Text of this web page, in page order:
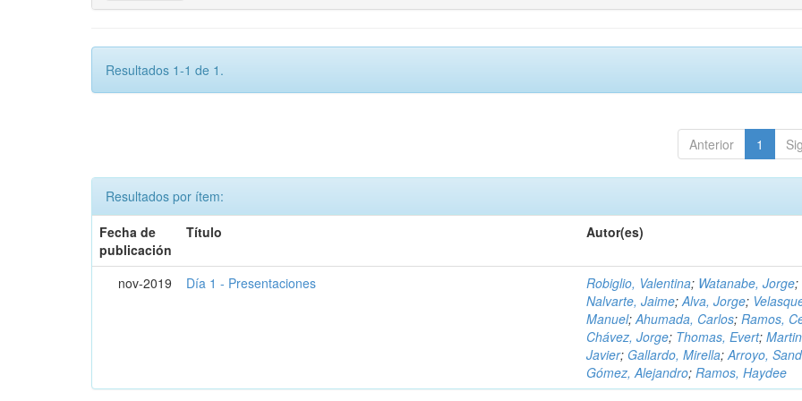
Resultados 1-1 de 1.
Anterior 1
Resultados por ítem:
Fecha de
publicación
Título Autor(es)
nov-2019 Día 1 - Presentaciones Robiglio, Valentina; Watanabe, Jorge;
Nalvarte, Jaime;Alva, Jorge;
Manuel;Ahumada, Carlos;Ramos,
Chávez, Jorge; Thomas, Evert;
Javier; Gallardo, Mirella;Arroyo,
Gómez, Alejandro;Ramos, Haydee